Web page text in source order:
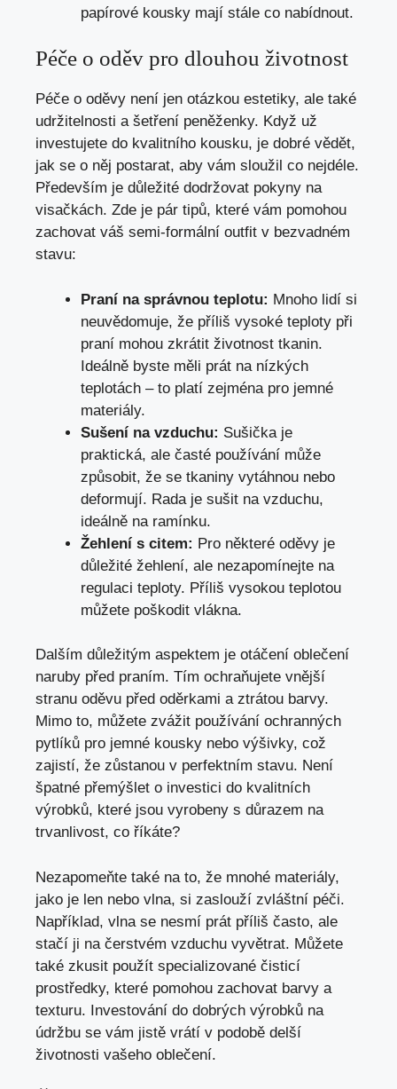
papírové kousky mají stále co nabídnout.
Péče o oděv pro dlouhou životnost
Péče o oděvy není jen otázkou estetiky, ale také
udržitelnosti a šetření peněženky. Když už
investujete do kvalitního kousku, je dobré vědět,
jak se o něj postarat, aby vám sloužil co nejdéle.
Především je důležité dodržovat pokyny na
visačkách. Zde je pár tipů, které vám pomohou
zachovat váš semi-formální outfit v bezvadném
stavu:
Praní na správnou teplotu: Mnoho lidí si
neuvědomuje, že příliš vysoké teploty při
praní mohou zkrátit životnost tkanin.
Ideálně byste měli prát na nízkých
teplotách – to platí zejména pro jemné
materiály.
Sušení na vzduchu: Sušička je
praktická, ale časté používání může
způsobit, že se tkaniny vytáhnou nebo
deformují. Rada je sušit na vzduchu,
ideálně na ramínku.
Žehlení s citem: Pro některé oděvy je
důležité žehlení, ale nezapomínejte na
regulaci teploty. Příliš vysokou teplotou
můžete poškodit vlákna.
Dalším důležitým aspektem je otáčení oblečení
naruby před praním. Tím ochraňujete vnější
stranu oděvu před oděrkami a ztrátou barvy.
Mimo to, můžete zvážit používání ochranných
pytlíků pro jemné kousky nebo výšivky, což
zajistí, že zůstanou v perfektním stavu. Není
špatné přemýšlet o investici do kvalitních
výrobků, které jsou vyrobeny s důrazem na
trvanlivost, co říkáte?
Nezapomeňte také na to, že mnohé materiály,
jako je len nebo vlna, si zaslouží zvláštní péči.
Například, vlna se nesmí prát příliš často, ale
stačí ji na čerstvém vzduchu vyvětrat. Můžete
také zkusit použít specializované čisticí
prostředky, které pomohou zachovat barvy a
texturu. Investování do dobrých výrobků na
údržbu se vám jistě vrátí v podobě delší
životnosti vašeho oblečení.